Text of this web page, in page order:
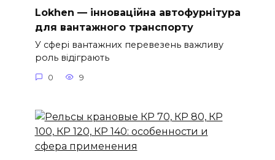
Lokhen — інноваційна автофурнітура
для вантажного транспорту
У сфері вантажних перевезень важливу
роль відіграють
0 9